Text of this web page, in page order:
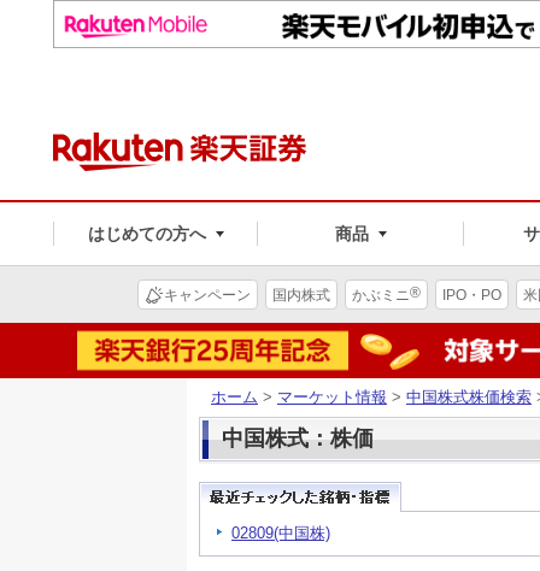
はじめての方へ 商品
キャンペーン 国内株式 かぶミニ® IPO・PO
ホーム > マーケット情報 > 中国株式株価検索
中国株式：株価
02809(中国株)